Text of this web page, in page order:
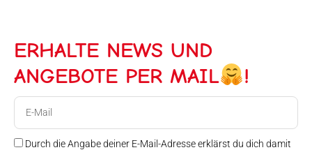
ERHALTE NEWS UND
ANGEBOTE PER MAIL
!
Durch die Angabe deiner E-Mail-Adresse erklärst du dich damit